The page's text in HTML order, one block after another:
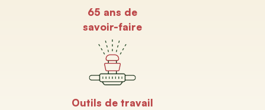
65 ans de
savoir-faire
Outils de travail